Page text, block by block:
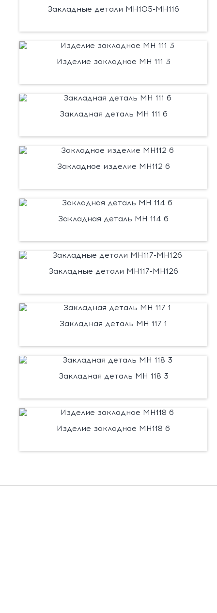
Закладные детали МН105-МН116
Изделие закладное МН 111 3
Закладная деталь МН 111 6
Закладное изделие МН112 6
Закладная деталь МН 114 6
Закладные детали МН117-МН126
Закладная деталь МН 117 1
Закладная деталь МН 118 3
Изделие закладное МН118 6